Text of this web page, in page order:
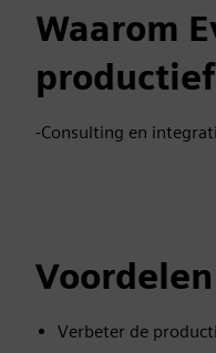
Waarom
-Consulting en
Voordelen
Verbeter de